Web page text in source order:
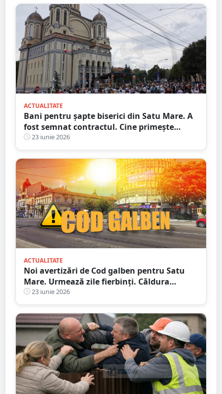
ACTUALITATE
Bani pentru șapte biserici din Satu Mare. A
fost semnat contractul. Cine primește
fonduri de la bugetul de stat
23 iunie 2026
ACTUALITATE
Noi avertizări de Cod galben pentru Satu
Mare. Urmează zile fierbinți. Căldura
sufocantă pune stăpânire pe județ
23 iunie 2026